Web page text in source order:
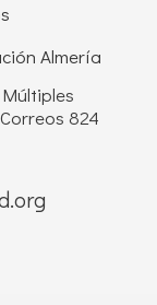
Almería
824